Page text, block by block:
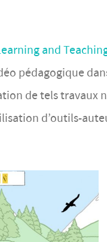
and
pédagogique
de tels travaux
d’outils-